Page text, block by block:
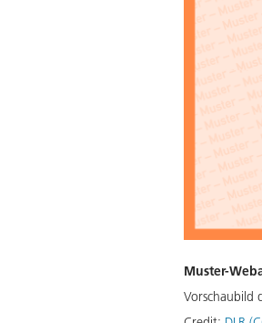
Muster-
Vorschaubild